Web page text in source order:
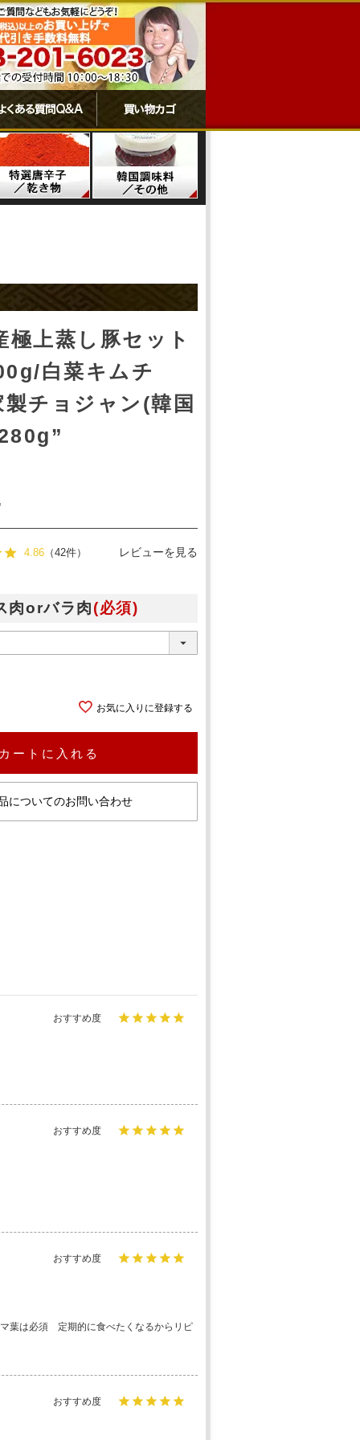
極上蒸し豚セット
白菜キムチ
チョジャン(韓国
4.86 （42件） レビューを見る
肉orバラ肉(必須)
お気に入りに登録する
ートに入れる
についてのお問い合わせ
葉は必須　定期的に食べたくなるからリピ